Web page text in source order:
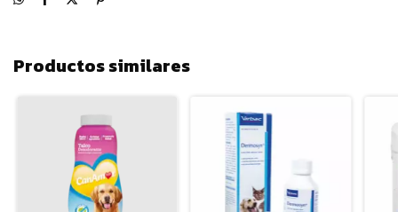
Productos similares